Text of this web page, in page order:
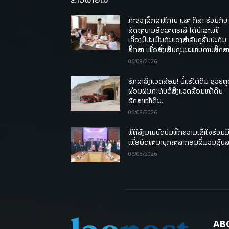
ກະຊວງສຶກສາທິການ ແລະ ກິລາ ຮ່ວມກັບ
ລັດຖະບານອົດສະຕຣາລີ ໄດ້ນຳສະເໜີ
ເຄື່ອງມືປະເມີນຕົນເອງສຳລັບຄູຊັ້ນປະຖົມ
ສຶກສາ ເພື່ອສົ່ງເສີມຄຸນນະພາບການສຶກສ
06/08/2026
ຮັກສາສິ່ງແວດລ້ອມ! ບໍ່ແຮ່ໃຕ້ດິນ ຊ່ວຍ
ຜ່ອນຜົນກະທົບຕໍ່ສິ່ງແວດລ້ອມໜ້າດິນ
ຮັກສາໜ້າດິນ.
06/08/2026
ພິທີລົງນາມບົດບັນທຶກຄວາມເຂົ້າໃຈຮ່ວມມື
ເພື່ອພັດທະນາບຸກຄະລາກອນສື່ມວນຊົນລ
06/08/2026